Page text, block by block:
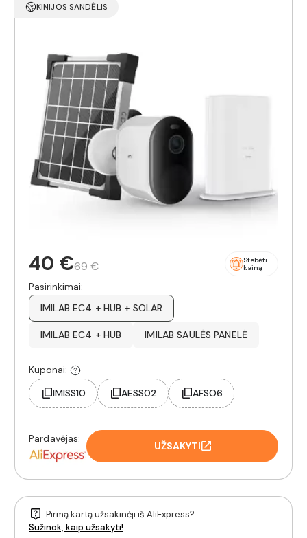
KINIJOS SANDĖLIS
40 €69 €
Stebėti
kainą
Pasirinkimai:
IMILAB EC4 + HUB + SOLAR
IMILAB EC4 + HUB IMILAB SAULĖS PANELĖ
Kuponai:
IMISS10
AESS02 AFSO6
Pardavėjas:
UŽSAKYTI
Pirmą kartą užsakinėji iš AliExpress?
Sužinok, kaip užsakyti!